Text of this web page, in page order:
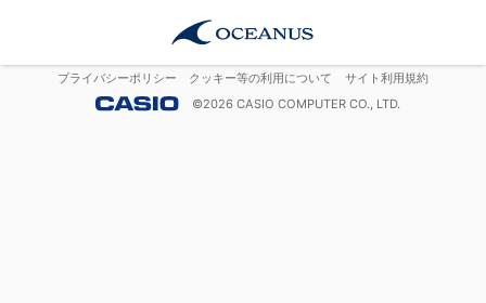
プライバシーポリシー クッキー等の利用について
サイト利用規約
©2026 CASIO COMPUTER CO., LTD.